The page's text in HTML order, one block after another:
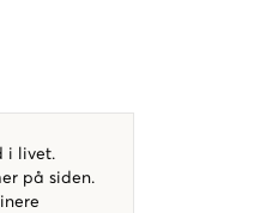
i livet.
på siden.